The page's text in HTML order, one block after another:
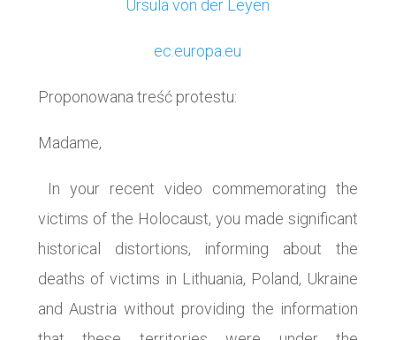
Ursula von der Leyen
ec.europa.eu
Proponowana treść protestu:
Madame,
In your recent video commemorating the
victims of the Holocaust, you made significant
historical distortions, informing about the
deaths of victims in Lithuania, Poland, Ukraine
and Austria without providing the information